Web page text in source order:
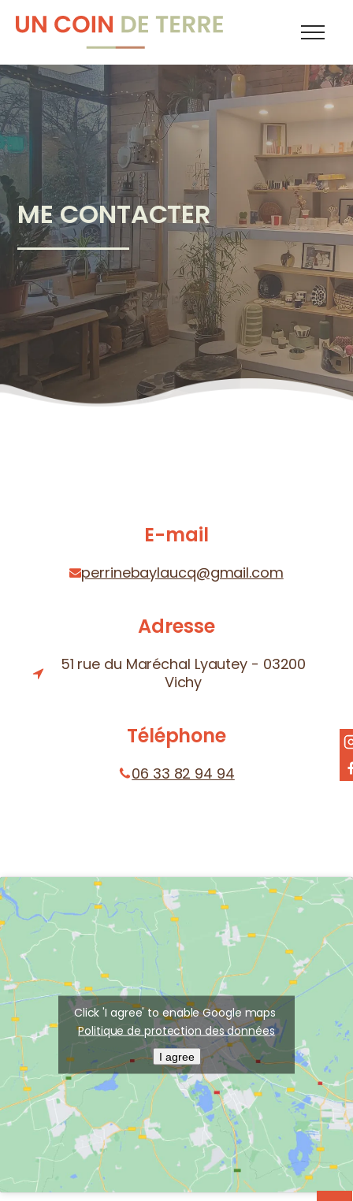
ME CONTACTER
E-mail
perrinebaylaucq@gmail.com
Adresse
51 rue du Maréchal Lyautey - 03200
Vichy
Téléphone
06 33 82 94 94
Click 'I agree' to enable Google maps
Politique de protection des données
I agree